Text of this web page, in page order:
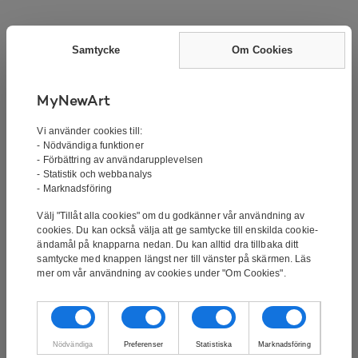
Tavlan skickas fraktfritt med DBSchenker. Tavlan blir
levererad 2-4 vardagar efter att vi har mottagit din
med track’n’trace.
Målningen är en handmålad oljemålning av en av våra
duktiga konstnärer. Det är inte ett tryck eller något
liknande. Oljefärg är den klassiska formen av färg för
tavlor. Oljemålningar kännetecknas av sitt goda
färgdjup.
Tavlan är spänd över en 3,5 cm tjock ram och kan
Vill du ha den här tavlan i en annan storlek? Vi kan
Samtycke Om Cookies
MyNewArt
Vi använder cookies till:
- Nödvändiga funktioner
- Förbättring av användarupplevelsen
- Statistik och webbanalys
- Marknadsföring
Välj "Tillåt alla cookies" om du godkänner vår användning av
cookies. Du kan också välja att ge samtycke till enskilda cookie-
ändamål på knapparna nedan. Du kan alltid dra tillbaka ditt
samtycke med knappen längst ner till vänster på skärmen. Läs
mer om vår användning av cookies under "Om Cookies".
Nödvändiga Preferenser Statistiska Marknadsföring